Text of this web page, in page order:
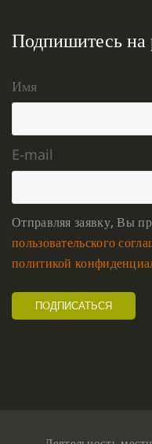
Подпишитесь на
Имя
E-mail
Отправляя заявку, Вы
пользовательского
политикой